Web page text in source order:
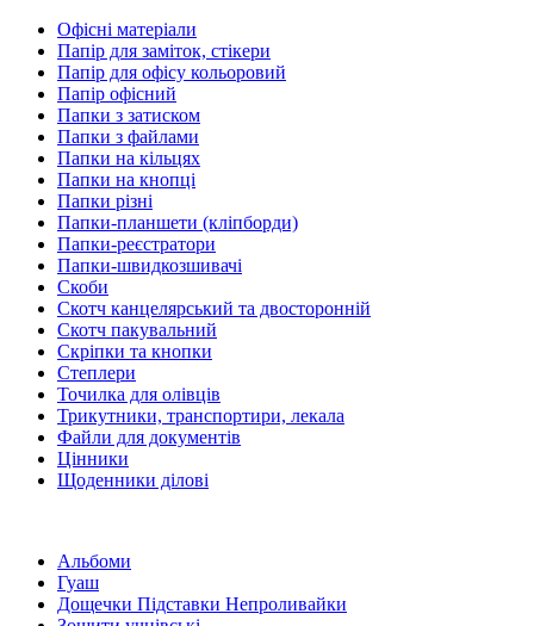
Офісні матеріали
Папір для заміток, стікери
Папір для офісу кольоровий
Папір офісний
Папки з затиском
Папки з файлами
Папки на кільцях
Папки на кнопці
Папки різні
Папки-планшети (кліпборди)
Папки-реєстратори
Папки-швидкозшивачі
Скоби
Скотч канцелярський та двосторонній
Скотч пакувальний
Скріпки та кнопки
Степлери
Точилка для олівців
Трикутники, транспортири, лекала
Файли для документів
Цінники
Щоденники ділові
Альбоми
Гуаш
Дощечки Підставки Непроливайки